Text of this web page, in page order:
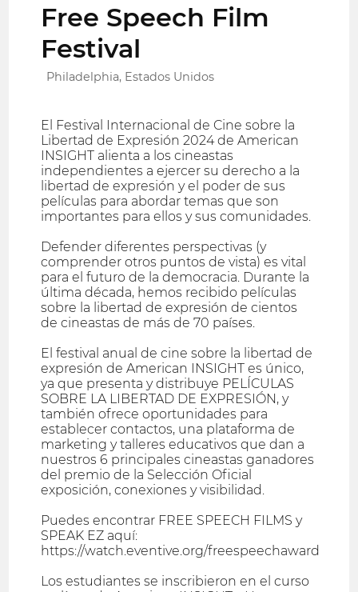
Free Speech Film
Festival
Philadelphia, Estados Unidos
El Festival Internacional de Cine sobre la
Libertad de Expresión 2024 de American
INSIGHT alienta a los cineastas
independientes a ejercer su derecho a la
libertad de expresión y el poder de sus
películas para abordar temas que son
importantes para ellos y sus comunidades.
Defender diferentes perspectivas (y
comprender otros puntos de vista) es vital
para el futuro de la democracia. Durante la
última década, hemos recibido películas
sobre la libertad de expresión de cientos
de cineastas de más de 70 países.
El festival anual de cine sobre la libertad de
expresión de American INSIGHT es único,
ya que presenta y distribuye PELÍCULAS
SOBRE LA LIBERTAD DE EXPRESIÓN, y
también ofrece oportunidades para
establecer contactos, una plataforma de
marketing y talleres educativos que dan a
nuestros 6 principales cineastas ganadores
del premio de la Selección Oficial
exposición, conexiones y visibilidad.
Puedes encontrar FREE SPEECH FILMS y
SPEAK EZ aquí:
https://watch.eventive.org/freespeechaward
Los estudiantes se inscribieron en el curso